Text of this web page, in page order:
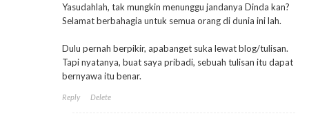
Yasudahlah, tak mungkin menunggu jandanya Dinda kan?
Selamat berbahagia untuk semua orang di dunia ini lah.
Dulu pernah berpikir, apabanget suka lewat blog/tulisan.
Tapi nyatanya, buat saya pribadi, sebuah tulisan itu dapat
bernyawa itu benar.
Reply Delete